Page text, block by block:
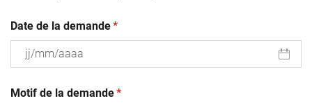
Date de la demande(obligatoire)
*
slash
Motif de la demande(obligatoire)
*